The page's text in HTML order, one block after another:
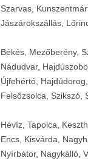
Szarvas,
Jászárokszállás,
Békés, Mezőberény,
Nádudvar,
Újfehértó,
Felsőzsolca, Szikszó,
Hévíz, Tapolca,
Encs, Kisvárda,
Nyírbátor, Nagykálló,